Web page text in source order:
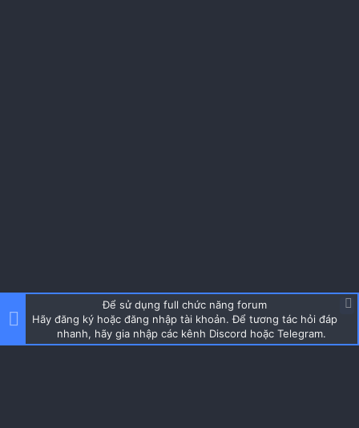
Để sử dụng full chức năng forum
Hãy đăng ký hoặc đăng nhập tài khoản. Để tương tác hỏi đáp
nhanh, hãy gia nhập các kênh Discord hoặc Telegram.